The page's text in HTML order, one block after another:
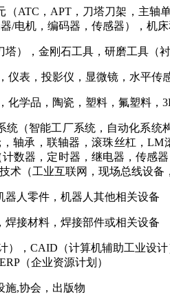
（ATC，APT，刀塔刀架，主轴
/电机，编码器，传感器），机
塔），金刚石工具，研磨工具（
仪表，投影仪，显微镜，水平传
化学品，陶瓷，塑料，氟塑料，
统（智能工厂系统，自动化系统
轴承，联轴器，滚珠丝杠，
数器，定时器，继电器，传感
术（工业互联网，现场总线设
器人零件，机器人其他相关设备
焊接材料，焊接部件或相关设备
），CAID（计算机辅助工业设
（企业资源计划）
施,协会，出版物